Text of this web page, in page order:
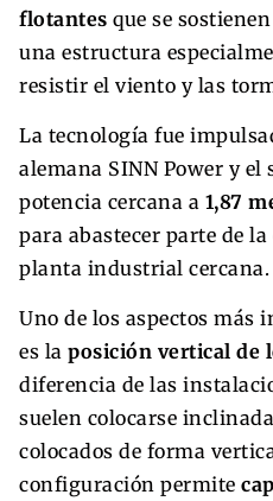
flotantes que se
una estructura
resistir el viento y las
La tecnología fue
alemana SINN Power y el
potencia cercana a 1,87
para abastecer parte de
planta industrial cercana.
Uno de los aspectos más
es la posición vertical de
diferencia de las
suelen colocarse
colocados de forma
configuración permite